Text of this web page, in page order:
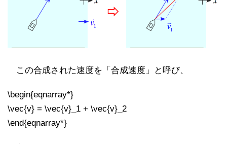
この合成された速度を「合成速度」と呼び、
\begin{eqnarray*}
\vec{v} = \vec{v}_1 + \vec{v}_2
\end{eqnarray*}